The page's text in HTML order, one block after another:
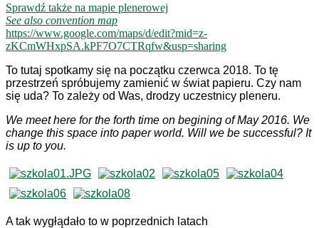
Sprawdź także na mapie plenerowej
See also convention map
https://www.google.com/maps/d/edit?mid=z-
zKCmWHxpSA.kPF7O7CTRqfw&usp=sharing
To tutaj spotkamy się na początku czerwca 2018. To tę
przestrzeń spróbujemy zamienić w świat papieru. Czy nam
się uda? To zależy od Was, drodzy uczestnicy pleneru.
We meet here for the forth time on begining of May 2016. We
change this space into paper world. Will we be successful? It
is up to you.
A tak wygłądało to w poprzednich latach